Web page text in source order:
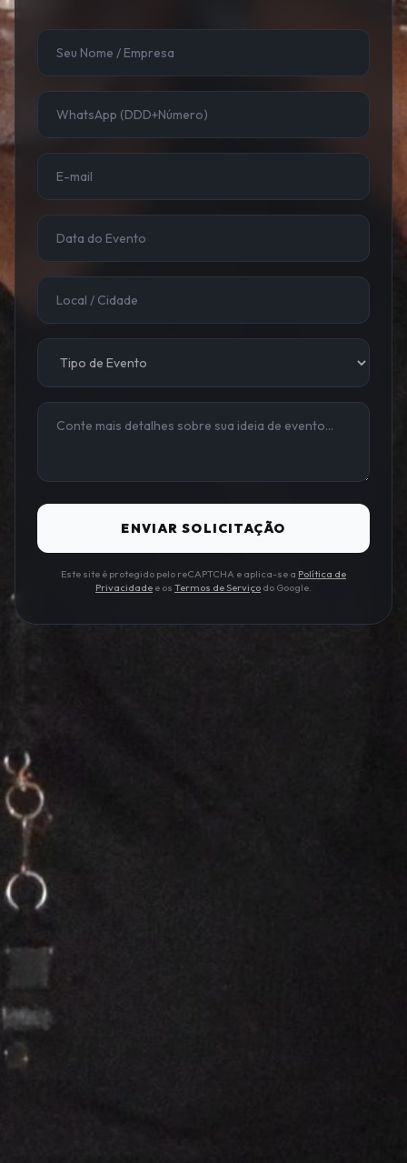
ENVIAR SOLICITAÇÃO
Este site é protegido pelo reCAPTCHA e aplica-se a Política de
Privacidade e os Termos de Serviço do Google.